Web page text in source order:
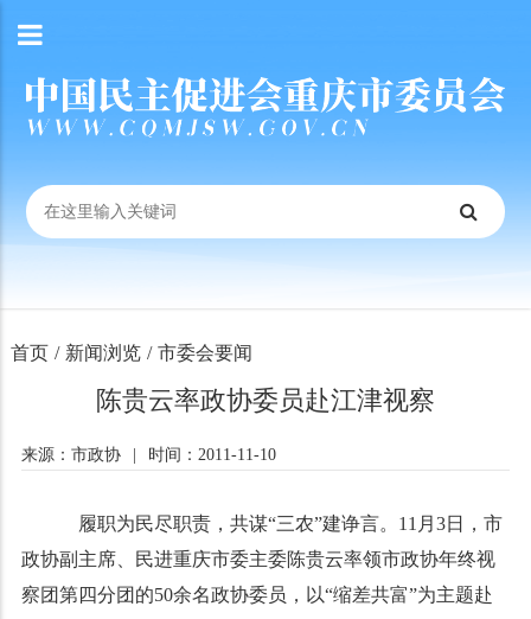
首页 / 新闻浏览 / 市委会要闻
陈贵云率政协委员赴江津视察
来源：市政协 时间：2011-11-10
履职为民尽职责，共谋“三农”建诤言。 11 月 3日，市
政协副主席、民进重庆市委主委陈贵云率领市政协年终视
察团第四分团的50余名政协委员，以“缩差共富”为主题赴